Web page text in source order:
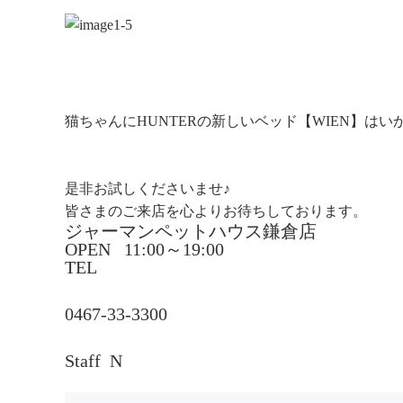
猫ちゃんにHUNTERの新しいベッド【WIEN】はい
是非お試しくださいませ♪
皆さまのご来店を心よりお待ちしております。
ジャーマンペットハウス鎌倉店
OPEN 11:00～19:00
TEL
0467-33-3300
Staff N